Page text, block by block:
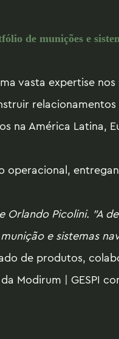
de munições e
vasta expertise nos
na América Latina,
operacional,
Orlando Picolini. "A
e sistemas
de produtos,
Modirum | GESPI